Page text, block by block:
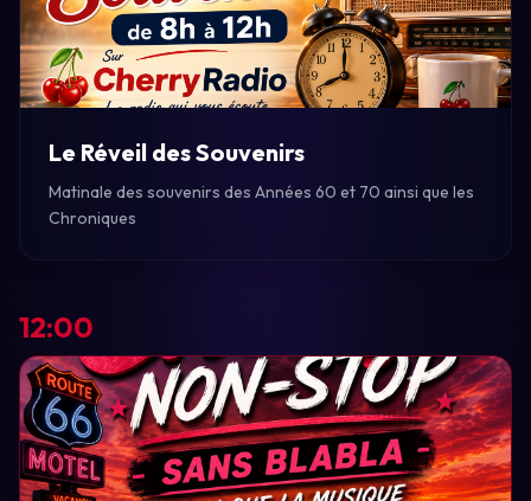
Le Réveil des Souvenirs
Matinale des souvenirs des Années 60 et 70 ainsi que les
Chroniques
12:00